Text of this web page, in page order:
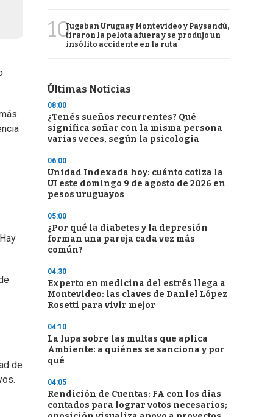
de
10Jugaban Uruguay Montevideo y Paysandú,
tiraron la pelota afuera y se produjo un
insólito accidente en la ruta
Últimas Noticias
08:00
¿Tenés sueños recurrentes? Qué
significa soñar con la misma persona
varias veces, según la psicología
06:00
Unidad Indexada hoy: cuánto cotiza la
UI este domingo 9 de agosto de 2026 en
pesos uruguayos
05:00
¿Por qué la diabetes y la depresión
forman una pareja cada vez más
común?
04:30
Experto en medicina del estrés llega a
Montevideo: las claves de Daniel López
Rosetti para vivir mejor
04:10
La lupa sobre las multas que aplica
Ambiente: a quiénes se sanciona y por
qué
04:05
Rendición de Cuentas: FA con los días
contados para lograr votos necesarios;